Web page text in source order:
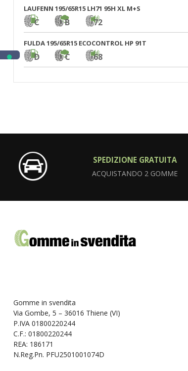
LAUFENN 195/65R15 LH71 95H XL M+S
C B 72
FULDA 195/65R15 ECOCONTROL HP 91T
D C 68
SPEDIZIONE GRATUITA
ACQUISTANDO 2 GOMME
Gomme in svendita
Via Gombe, 5 – 36016 Thiene (VI)
P.IVA 01800220244
C.F.: 01800220244
REA: 186171
N.Reg.Pn. PFU2501001074D